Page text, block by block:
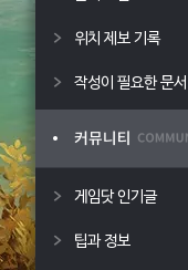
위치 제보 기록
작성이 필요한 문서
게임닷 인기글
팁과 정보